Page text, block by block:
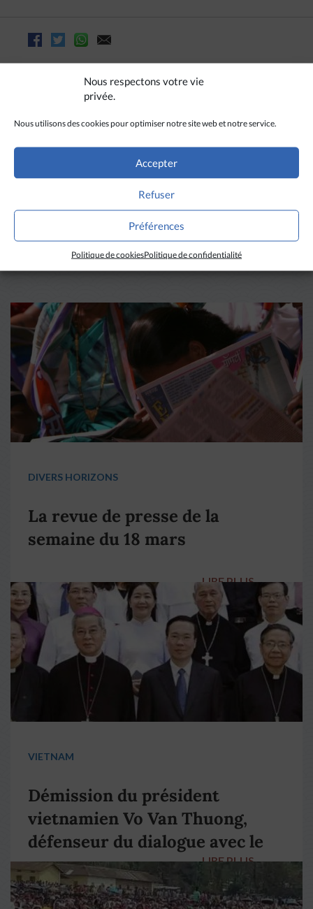
Nous respectons votre vie
privée.
Nous utilisons des cookies pour optimiser notre site web et notre service.
Accepter
Refuser
Préférences
Politique de cookiesPolitique de confidentialité
A LIRE AUSSI
DIVERS HORIZONS
La revue de presse de la
semaine du 18 mars
LIRE PLUS →
VIETNAM
Démission du président
vietnamien Vo Van Thuong,
défenseur du dialogue avec le
pape François
LIRE PLUS →